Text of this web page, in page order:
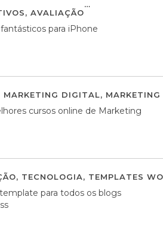
, AVALIAÇÃO
para iPhone
MARKETING DIGITAL,
cursos online de Marketing
, TECNOLOGIA, TEMPLATES
para todos os blogs